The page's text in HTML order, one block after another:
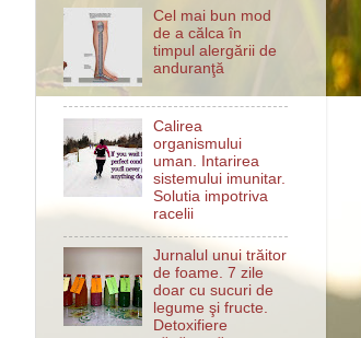
Cel mai bun mod
de a călca în
timpul alergării de
anduranţă
Calirea
organismului
uman. Intarirea
sistemului imunitar.
Solutia impotriva
racelii
Jurnalul unui trăitor
de foame. 7 zile
doar cu sucuri de
legume şi fructe.
Detoxifiere